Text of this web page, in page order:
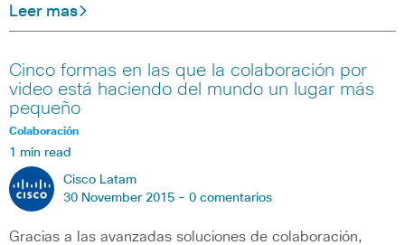
Leer mas
Cinco formas en las que la colaboración por
video está haciendo del mundo un lugar más
pequeño
Colaboración
1 min read
Cisco Latam
30 November 2015 - 0 comentarios
Gracias a las avanzadas soluciones de colaboración,